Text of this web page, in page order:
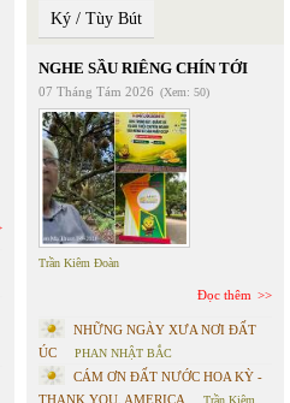
Ký / Tùy Bút
NGHE SẦU RIÊNG CHÍN TỚI
07 Tháng Tám 2026 (Xem: 50)
Trần Kiêm Đoàn
Đọc thêm
NHỮNG NGÀY XƯA NƠI ĐẤT
ÚC
PHAN NHẬT BẮC
CÁM ƠN ĐẤT NƯỚC HOA KỲ -
THANK YOU, AMERICA
Trần Kiêm